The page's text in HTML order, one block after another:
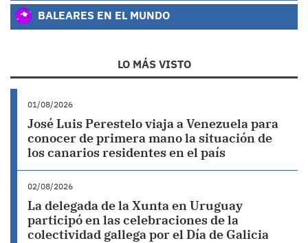
BALEARES EN EL MUNDO
LO MÁS VISTO
01/08/2026
José Luis Perestelo viaja a Venezuela para
conocer de primera mano la situación de
los canarios residentes en el país
02/08/2026
La delegada de la Xunta en Uruguay
participó en las celebraciones de la
colectividad gallega por el Día de Galicia